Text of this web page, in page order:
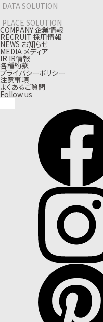
DATA SOLUTION
PLACE SOLUTION
COMPANY企業情報
RECRUIT 採用情報
NEWS お知らせ
MEDIA メディア
IR IR情報
各種約款
プライバシーポリシー
注意事項
よくあるご質問
Follow us